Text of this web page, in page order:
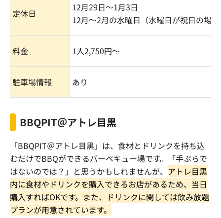
定休日
12月29日～1月3日
12月～2月の水曜日（水曜日が祝日の場
料金 1人2,750円〜
駐車場情報 あり
BBQPIT＠アトレ目黒
「BBQPIT＠アトレ目黒」は、食材とドリンクを持ち込
むだけでBBQができるバーベキュー場です。「手ぶらで
はないのでは？」と思うかもしれませんが、 アトレ目黒
内に食材やドリンクを購入できるお店があるため、当日
購入すればOKです。また、ドリンクに関しては飲み放題
プランが用意されています。